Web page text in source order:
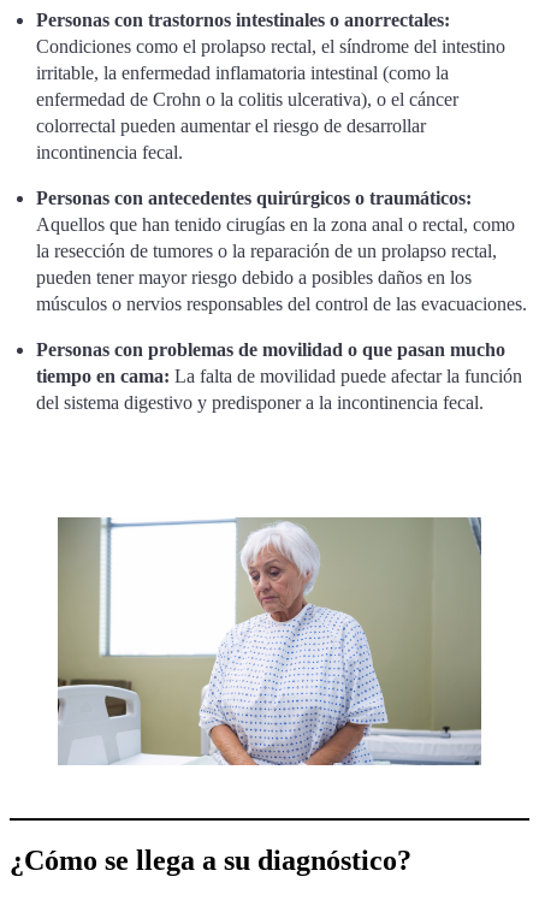
Personas con trastornos intestinales o anorrectales:
Condiciones como el prolapso rectal, el síndrome del intestino
irritable, la enfermedad inflamatoria intestinal (como la
enfermedad de Crohn o la colitis ulcerativa), o el cáncer
colorrectal pueden aumentar el riesgo de desarrollar
incontinencia fecal.
Personas con antecedentes quirúrgicos o traumáticos:
Aquellos que han tenido cirugías en la zona anal o rectal, como
la resección de tumores o la reparación de un prolapso rectal,
pueden tener mayor riesgo debido a posibles daños en los
músculos o nervios responsables del control de las evacuaciones.
Personas con problemas de movilidad o que pasan mucho
tiempo en cama: La falta de movilidad puede afectar la función
del sistema digestivo y predisponer a la incontinencia fecal.
¿Cómo se llega a su diagnóstico?